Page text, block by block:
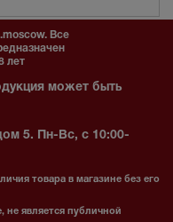
Все
лет
может быть
5. Пн-Вс, с 10:00-
товара в магазине без его
не является публичной